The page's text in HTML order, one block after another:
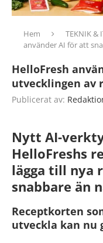
Hem TEKNIK &
använder AI för att
HelloFresh
utvecklingen av
Publicerat av:
Nytt AI-
HelloFreshs
lägga till nya
snabbare än
Receptkorten
utveckla kan nu